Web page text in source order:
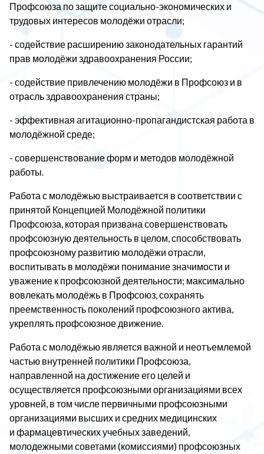
Профсоюза по защите социально-экономических и
трудовых интересов молодёжи отрасли;
- содействие расширению законодательных гарантий
прав молодёжи здравоохранения России;
- содействие привлечению молодёжи в Профсоюз и в
отрасль здравоохранения страны;
- эффективная агитационно-пропагандистская работа в
молодёжной среде;
- совершенствование форм и методов молодёжной
работы.
Работа с молодёжью выстраивается в соответствии с
принятой Концепцией Молодёжной политики
Профсоюза, которая призвана совершенствовать
профсоюзную деятельность в целом, способствовать
профсоюзному развитию молодёжи отрасли,
воспитывать в молодёжи понимание значимости и
уважение к профсоюзной деятельности; максимально
вовлекать молодёжь в Профсоюз, сохранять
преемственность поколений профсоюзного актива,
укреплять профсоюзное движение.
Работа с молодёжью является важной и неотъемлемой
частью внутренней политики Профсоюза,
направленной на достижение его целей и
осуществляется профсоюзными организациями всех
уровней, в том числе первичными профсоюзными
организациями высших и средних медицинских
и фармацевтических учебных заведений,
молодежными советами (комиссиями) профсоюзных